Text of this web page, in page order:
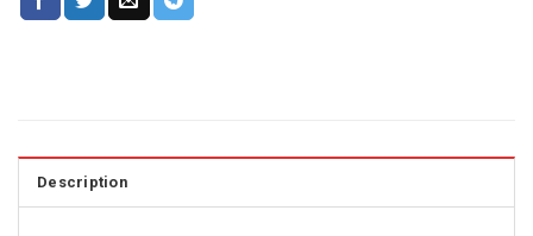
Description